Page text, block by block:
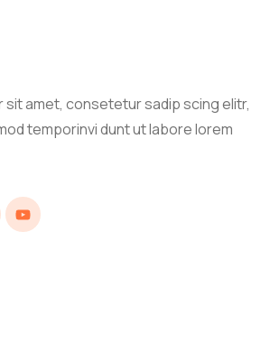
sit amet, consetetur sadip scing elitr,
temporinvi dunt ut labore lorem
YouTube